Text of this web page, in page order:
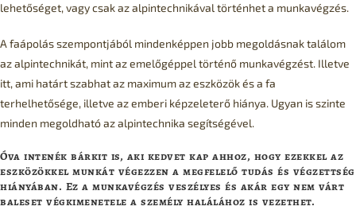
lehetőséget, vagy csak az alpintechnikával történhet a munkavégzés.
A faápolás szempontjából mindenképpen jobb megoldásnak találom
az alpintechnikát, mint az emelőgéppel történő munkavégzést. Illetve
itt, ami határt szabhat az maximum az eszközök és a fa
terhelhetősége, illetve az emberi képzeleterő hiánya. Ugyan is szinte
minden megoldható az alpintechnika segítségével.
Óva intenék bárkit is, aki kedvet kap ahhoz, hogy ezekkel az
eszközökkel munkát végezzen a megfelelő tudás és végzettség
hiányában. Ez a munkavégzés veszélyes és akár egy nem várt
baleset végkimenetele a személy halálához is vezethet.